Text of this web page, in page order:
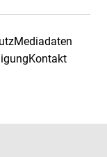
Mediadaten
Kontakt